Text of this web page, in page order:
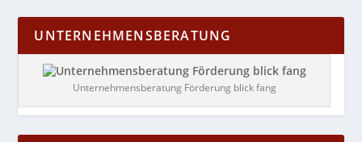
UNTERNEHMENSBERATUNG
Unternehmensberatung Förderung blick fang